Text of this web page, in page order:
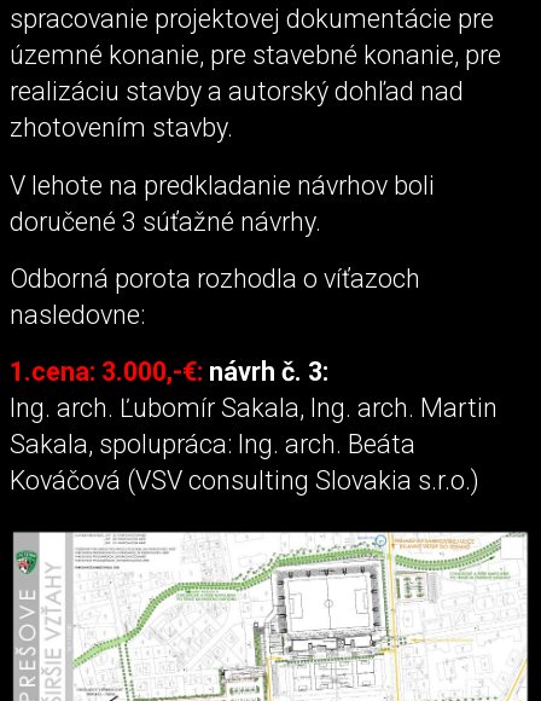
spracovanie projektovej dokumentácie pre
územné konanie, pre stavebné konanie, pre
realizáciu stavby a autorský dohľad nad
zhotovením stavby.
V lehote na predkladanie návrhov boli
doručené 3 súťažné návrhy.
Odborná porota rozhodla o víťazoch
nasledovne:
1.cena: 3.000,-€: návrh č. 3:
Ing. arch. Ľubomír Sakala, Ing. arch. Martin
Sakala, spolupráca: Ing. arch. Beáta
Kováčová (VSV consulting Slovakia s.r.o.)